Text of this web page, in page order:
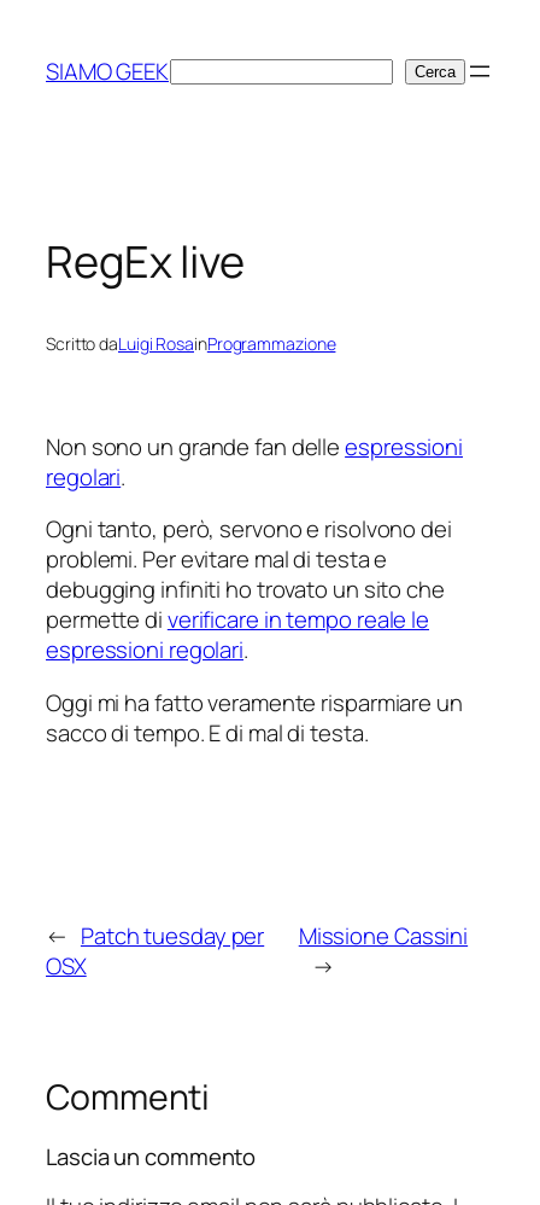
contenuto
SIAMO GEEKCerca Cerca
RegEx live
Scritto daLuigi RosainProgrammazione
Non sono un grande fan delleespressioni
regolari.
Ogni tanto, però, servono e risolvono dei
problemi. Per evitare mal di testa e
debugging infiniti ho trovato un sito che
permette diverificare in tempo reale le
espressioni regolari.
Oggi mi ha fatto veramente risparmiare un
sacco di tempo. E di mal di testa.
← Patch tuesday per
OSX
Missione Cassini
→
Commenti
Lascia un commento